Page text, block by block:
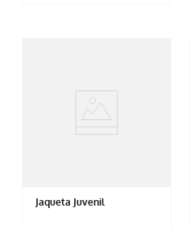
Jaqueta Juvenil